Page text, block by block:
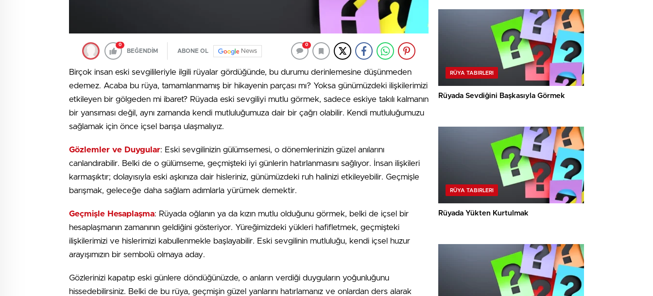
0
BEĞENDİM ABONE OL News
0
Birçok insan eski sevgilileriyle ilgili rüyalar gördüğünde, bu durumu derinlemesine düşünmeden
edemez. Acaba bu rüya, tamamlanmamış bir hikayenin parçası mı? Yoksa günümüzdeki ilişkilerimizi
etkileyen bir gölgeden mi ibaret? Rüyada eski sevgiliyi mutlu görmek, sadece eskiye takılı kalmanın
bir yansıması değil, aynı zamanda kendi mutluluğumuza dair bir çağrı olabilir. Kendi mutluluğumuzu
sağlamak için önce içsel barışa ulaşmalıyız.
Gözlemler ve Duygular: Eski sevgilinizin gülümsemesi, o dönemlerinizin güzel anılarını
canlandırabilir. Belki de o gülümseme, geçmişteki iyi günlerin hatırlanmasını sağlıyor. İnsan ilişkileri
karmaşıktır; dolayısıyla eski aşkınıza dair hisleriniz, günümüzdeki ruh halinizi etkileyebilir. Geçmişle
barışmak, geleceğe daha sağlam adımlarla yürümek demektir.
Geçmişle Hesaplaşma: Rüyada oğlanın ya da kızın mutlu olduğunu görmek, belki de içsel bir
hesaplaşmanın zamanının geldiğini gösteriyor. Yüreğimizdeki yükleri hafifletmek, geçmişteki
ilişkilerimizi ve hislerimizi kabullenmekle başlayabilir. Eski sevgilinin mutluluğu, kendi içsel huzur
arayışımızın bir sembolü olmaya aday.
Gözlerinizi kapatıp eski günlere döndüğünüzde, o anların verdiği duyguların yoğunluğunu
hissedebilirsiniz. Belki de bu rüya, geçmişin güzel yanlarını hatırlamanız ve onlardan ders alarak
RÜYA TABIRLERI
Rüyada Sevdiğini Başkasıyla Görmek
RÜYA TABIRLERI
Rüyada Yükten Kurtulmak